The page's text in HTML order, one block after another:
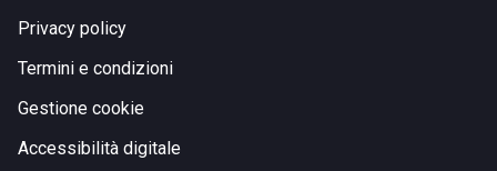
Privacy policy
Termini e condizioni
Gestione cookie
Accessibilità digitale